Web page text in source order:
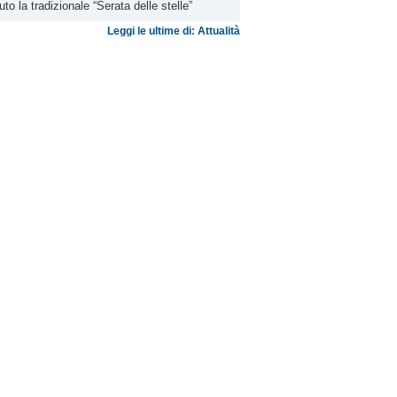
la tradizionale “Serata delle stelle”
Leggi le ultime di: Attualità